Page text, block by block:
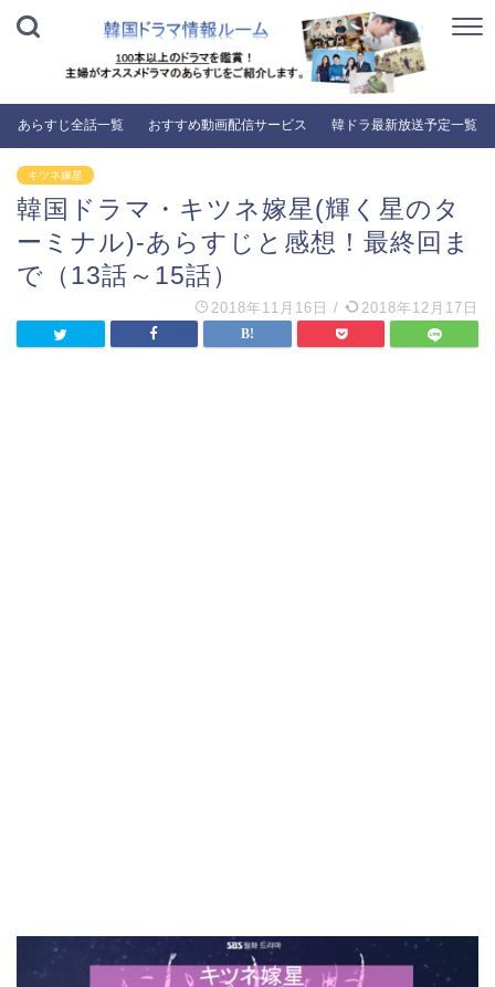
あらすじ全話一覧 おすすめ動画配信サービス 韓ドラ最新放送予定一覧
キツネ嫁星
韓国ドラマ・キツネ嫁星(輝く星のタ
ーミナル)-あらすじと感想！最終回ま
で（13話～15話）
2018年11月16日 / 2018年12月17日